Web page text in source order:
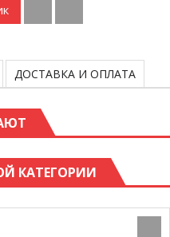
ДОСТАВКА И ОПЛАТА
КАТЕГОРИИ